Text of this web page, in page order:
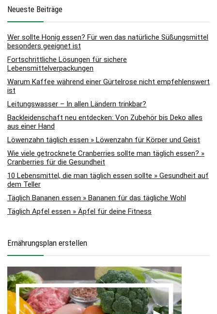
Neueste Beiträge
Wer sollte Honig essen? Für wen das natürliche Süßungsmittel
besonders geeignet ist
Fortschrittliche Lösungen für sichere
Lebensmittelverpackungen
Warum Kaffee während einer Gürtelrose nicht empfehlenswert
ist
Leitungswasser – In allen Ländern trinkbar?
Backleidenschaft neu entdecken: Von Zubehör bis Deko alles
aus einer Hand
Löwenzahn täglich essen » Löwenzahn für Körper und Geist
Wie viele getrocknete Cranberries sollte man täglich essen? »
Cranberries für die Gesundheit
10 Lebensmittel, die man täglich essen sollte » Gesundheit auf
dem Teller
Täglich Bananen essen » Bananen für das tägliche Wohl
Täglich Apfel essen » Äpfel für deine Fitness
Ernährungsplan erstellen